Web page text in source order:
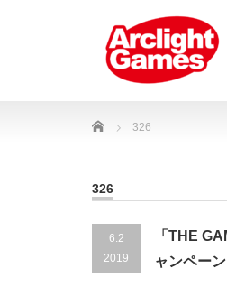
Home 326
326
6.2
2019
「THE
ャンペー